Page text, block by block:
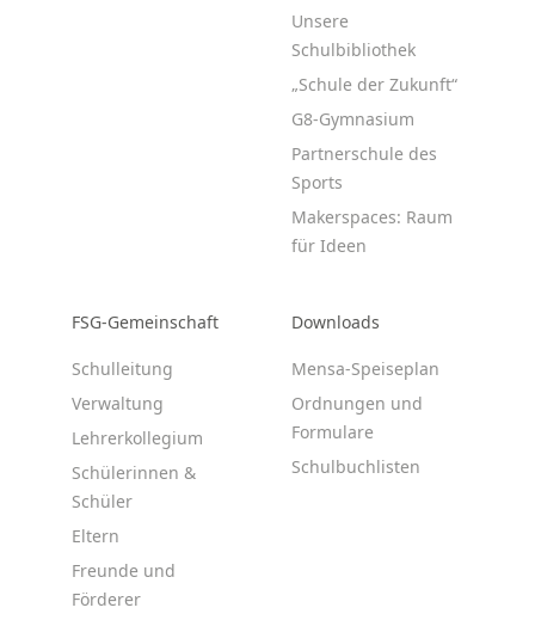
Unsere
Schulbibliothek
„Schule der Zukunft“
G8-Gymnasium
Partnerschule des
Sports
Makerspaces: Raum
für Ideen
FSG-Gemeinschaft
Schulleitung
Verwaltung
Lehrerkollegium
Schülerinnen &
Schüler
Eltern
Freunde und
Förderer
Downloads
Mensa-Speiseplan
Ordnungen und
Formulare
Schulbuchlisten